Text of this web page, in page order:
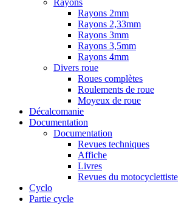
Rayons
Rayons 2mm
Rayons 2,33mm
Rayons 3mm
Rayons 3,5mm
Rayons 4mm
Divers roue
Roues complètes
Roulements de roue
Moyeux de roue
Décalcomanie
Documentation
Documentation
Revues techniques
Affiche
Livres
Revues du motocyclettiste
Cyclo
Partie cycle